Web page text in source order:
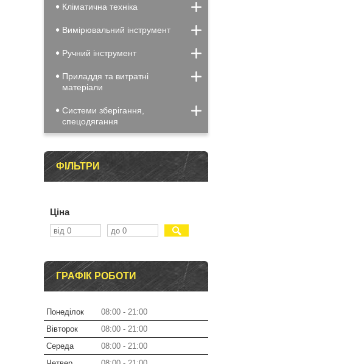
Кліматична техніка
Вимірювальний інструмент
Ручний інструмент
Приладдя та витратні
матеріали
Системи зберігання,
спецодягання
ФІЛЬТРИ
Ціна
ГРАФІК РОБОТИ
Понеділок 08:00
21:00
Вівторок
08:00
21:00
Середа
08:00
21:00